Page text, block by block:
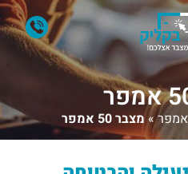
»מצבר 50 אמפר